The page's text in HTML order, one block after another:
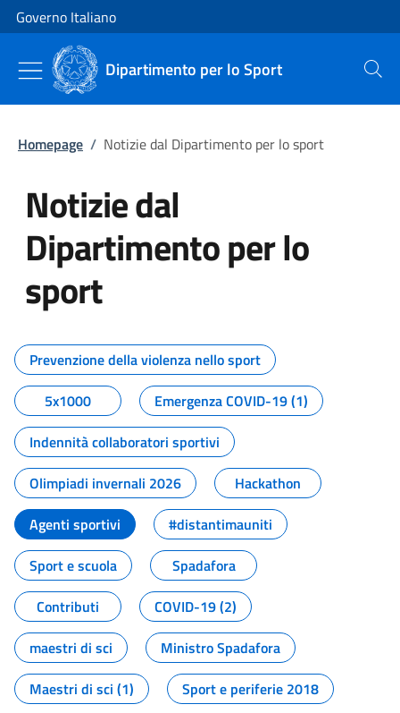
Vai al contenuto
Vai alla navigazione del sito
Governo Italiano
Dipartimento per lo Sport Cerca
Homepage / Notizie dal Dipartimento per lo sport
Notizie dal
Dipartimento per lo
sport
Tutti i contenuti della pagina
Prevenzione della violenza nello sport
5x1000
Emergenza COVID-19 (1)
Indennità collaboratori sportivi
Olimpiadi invernali 2026
Hackathon
Agenti sportivi
#distantimauniti
Sport e scuola
Spadafora
Contributi
COVID-19 (2)
maestri di sci
Ministro Spadafora
Maestri di sci (1)
Sport e periferie 2018